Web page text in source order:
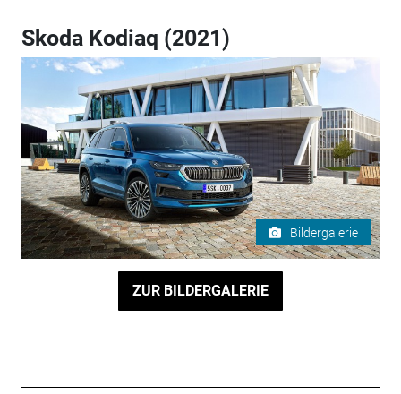
Skoda Kodiaq (2021)
Bildergalerie
ZUR BILDERGALERIE